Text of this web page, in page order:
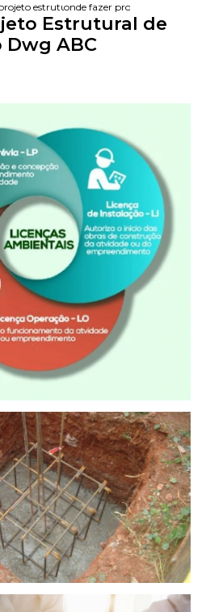
estrutural de arrimo
onde fazer projeto estrutural
Estrutural de
ABC